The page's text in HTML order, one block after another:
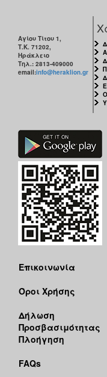
Αγίου Τίτου 1,
Τ.Κ. 71202,
Ηράκλειο
Τηλ.: 2813-409000
email:info@heraklion.gr
Επικοινωνία
Όροι Χρήσης
Δήλωση
Προσβασιμότητας
Πλοήγηση
FAQs